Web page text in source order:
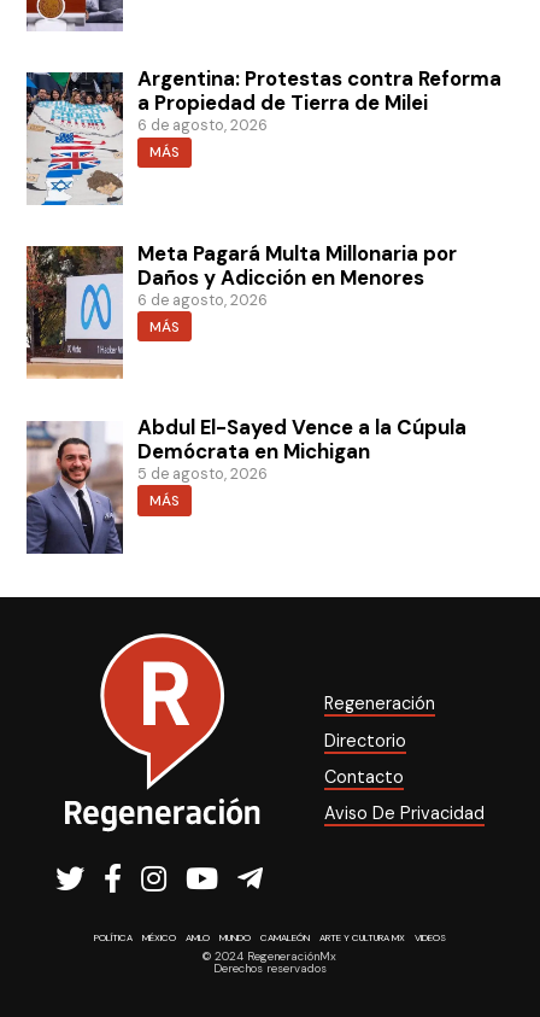
Argentina: Protestas contra Reforma
a Propiedad de Tierra de Milei
6 de agosto, 2026
MÁS
Meta Pagará Multa Millonaria por
Daños y Adicción en Menores
6 de agosto, 2026
MÁS
Abdul El-Sayed Vence a la Cúpula
Demócrata en Michigan
5 de agosto, 2026
MÁS
Regeneración
Directorio
Contacto
Aviso De Privacidad
POLÍTICA MÉXICO AMLO MUNDO CAMALEÓN ARTE Y CULTURA MX VIDEOS
© 2024 RegeneraciónMx
Derechos reservados